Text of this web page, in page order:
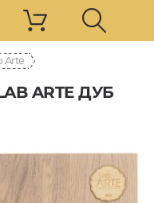
Arte
ARTE ДУБ